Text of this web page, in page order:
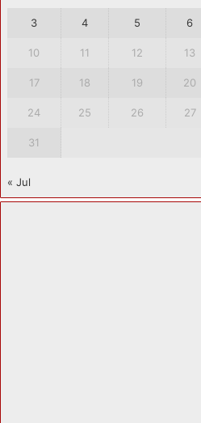
3 4 5 6
10 11 12 13
17 18 19 20
24 25 26 27
31
« Jul